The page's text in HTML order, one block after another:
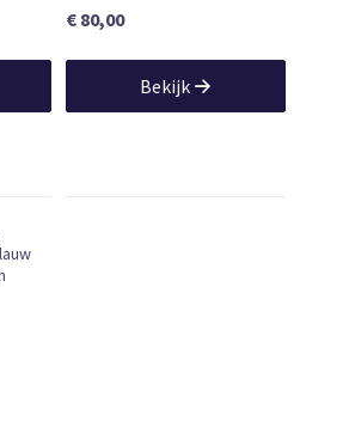
€ 80,00
Bekijk